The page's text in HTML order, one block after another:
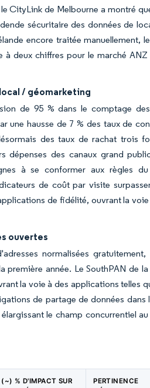
CityLink de Melbourne a montré
sécuritaire des données de
encore traitée manuellement,
deux chiffres pour le marché ANZ
/ géomarketing
de 95 % dans le comptage
une hausse de 7 % des taux de
des taux de rachat trois
dépenses des canaux grand
à se conformer aux règles
de coût par visite
de fidélité, ouvrant la
ouvertes
normalisées
année. Le SouthPAN de
la voie à des applications telles
de partage de données dans
le champ concurrentiel
(~) % D'IMPACT SUR
PERTINENCE